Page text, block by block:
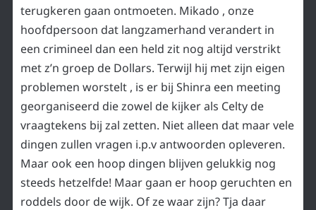
terugkeren gaan ontmoeten. Mikado , onze
hoofdpersoon dat langzamerhand verandert in
een crimineel dan een held zit nog altijd verstrikt
met z’n groep de Dollars. Terwijl hij met zijn eigen
problemen worstelt , is er bij Shinra een meeting
georganiseerd die zowel de kijker als Celty de
vraagtekens bij zal zetten. Niet alleen dat maar vele
dingen zullen vragen i.p.v antwoorden opleveren.
Maar ook een hoop dingen blijven gelukkig nog
steeds hetzelfde! Maar gaan er hoop geruchten en
roddels door de wijk. Of ze waar zijn? Tja daar